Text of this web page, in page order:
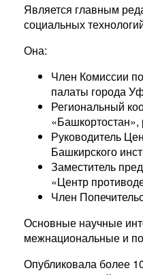
Является главным
социальных
Она:
Член Комиссии
палаты города
Региональный
Руководитель
Башкирского
Заместитель
«Центр
Член
Основные научные
межнациональные и
Опубликовала более